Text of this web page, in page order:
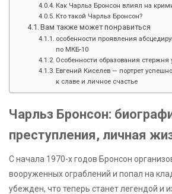
Как Чарльз Бронсон влиял на
Кто такой Чарльз Бронсон?
Вам также может понравиться
особенности проявления
по МКБ-10
Особенности образования стержня
Евгений Киселев — портрет
к славе и личное счастье
Чарльз Бронсон:
преступления, личная
С начала 1970-х годов Бронсон
вооруженных ограблений и попал на
убежден, что теперь станет легендой и